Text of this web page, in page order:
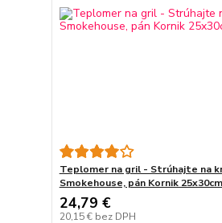
Teplomer na gril - Strúhajte na
Smokehouse, pán Kornik 25x30cm
24,79 €
20,15 € bez DPH